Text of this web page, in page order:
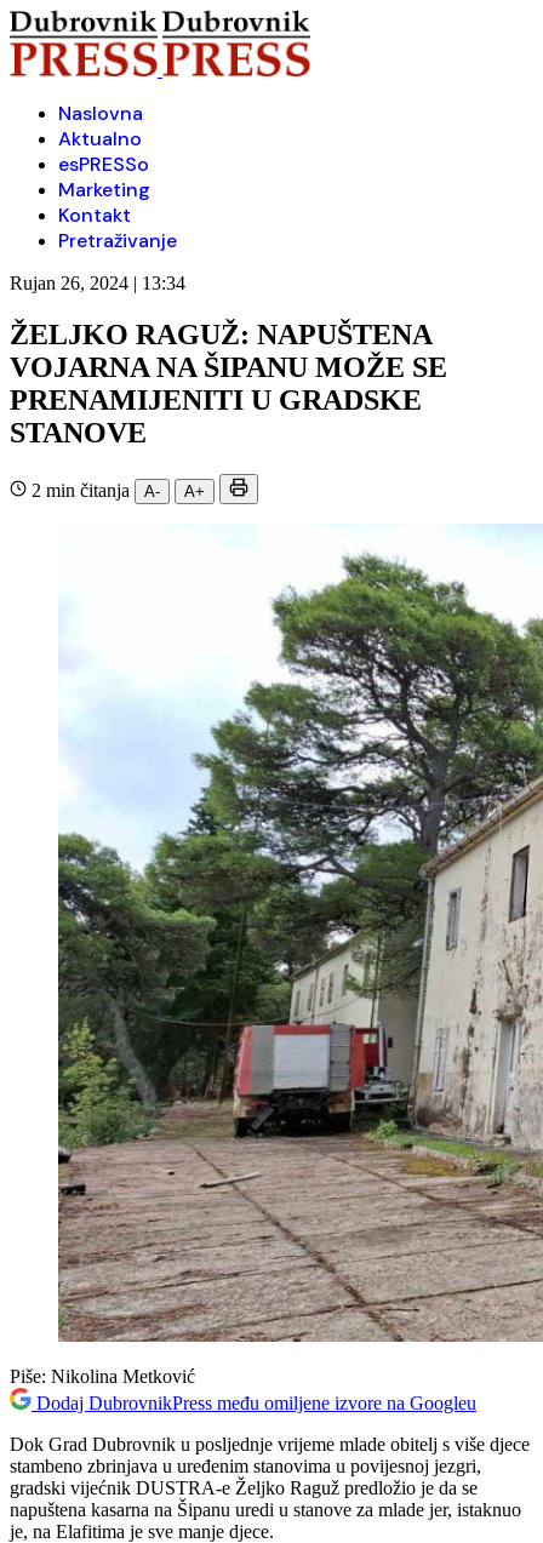
Naslovna
Aktualno
esPRESSo
Marketing
Kontakt
Pretraživanje
Rujan 26, 2024 | 13:34
ŽELJKO RAGUŽ: NAPUŠTENA
VOJARNA NA ŠIPANU MOŽE SE
PRENAMIJENITI U GRADSKE
STANOVE
2 min čitanja A- A+
Piše: Nikolina Metković
Dodaj DubrovnikPress među omiljene izvore na Googleu
Dok Grad Dubrovnik u posljednje vrijeme mlade obitelj s više djece
stambeno zbrinjava u uređenim stanovima u povijesnoj jezgri,
gradski vijećnik DUSTRA-e Željko Raguž predložio je da se
napuštena kasarna na Šipanu uredi u stanove za mlade jer, istaknuo
je, na Elafitima je sve manje djece.